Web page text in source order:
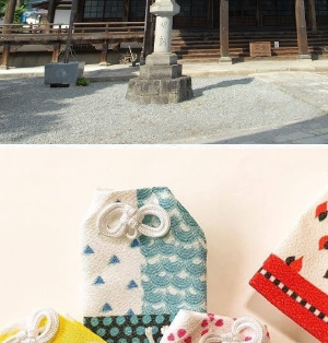
旅行会社・観光事業者の皆様へ
動画ライブラリー
運営組織 広告掲載